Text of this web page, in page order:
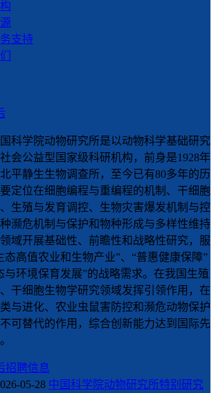
支持
学院动物研究所是以动物科学基础研究
会公益型国家级科研机构，前身是1928年
平静生生物调查所，至今已有80多年的历
定位在细胞编程与重编程的机制、干细胞
生殖与发育调控、生物灾害爆发机制与控
濒危机制与保护和物种形成与多样性维持
域开展基础性、前瞻性和战略性研究，服
态高值农业和生物产业”、“普惠健康保障”
与环境保育发展”的战略需求。在我国生殖
干细胞生物学研究领域发挥引领作用，在
与进化、农业虫鼠害防控和濒危动物保护
可替代的作用，综合创新能力达到国际先
招聘信息
05-28 中国科学院动物研究所特别研究